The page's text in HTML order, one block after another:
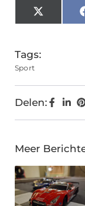
X
(Twitter)
Tags:
Sport
Delen:
Meer